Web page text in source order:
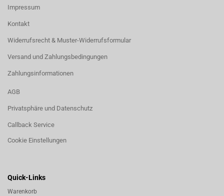
Impressum
Kontakt
Widerrufsrecht & Muster-Widerrufsformular
Versand und Zahlungsbedingungen
Zahlungsinformationen
AGB
Privatsphäre und Datenschutz
Callback Service
Cookie Einstellungen
Quick-Links
Warenkorb